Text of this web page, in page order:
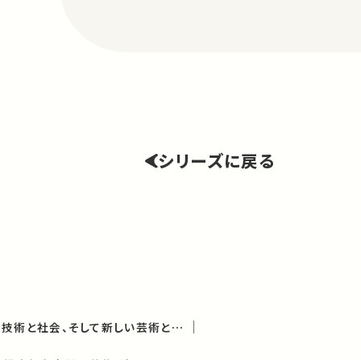
シリーズに戻る
情報が世界を変える－技術と社会、そして新しい芸術とは（学術俯瞰講義）